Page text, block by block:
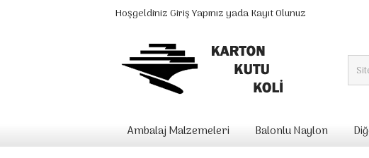
HoşgeldinizGiriş YapınızyadaKayıt Olunuz
Ambalaj Malzemeleri Balonlu Naylon